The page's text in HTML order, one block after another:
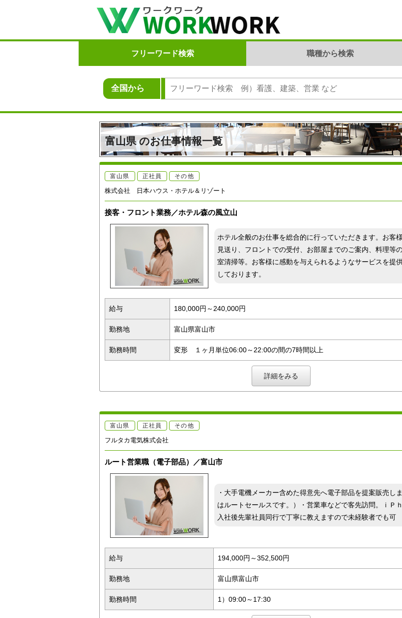
フリーワード検索 職種から検索
富山県 のお仕事情報一覧
富山県 正社員 その他
株式会社 日本ハウス・ホテル＆リゾート
接客・フロント業務／ホテル森の風立山
ホテル全般のお仕事を総合的に行っていただきます。お客
見送り、フロントでの受付、お部屋までのご案内、料理等
室清掃等。お客様に感動を与えられるようなサービスを提
しております。
給与 180,000円～240,000円
勤務地 富山県富山市
勤務時間 変形 １ヶ月単位06:00～22:00の間の7時間以上
詳細をみる
富山県 正社員 その他
フルタカ電気株式会社
ルート営業職（電子部品）／富山市
・大手電機メーカー含めた得意先へ電子部品を提案販売し
はルートセールスです。）・営業車などで客先訪問。ｉＰ
入社後先輩社員同行で丁寧に教えますので未経験者でも可
給与 194,000円～352,500円
勤務地 富山県富山市
勤務時間 1）09:00～17:30